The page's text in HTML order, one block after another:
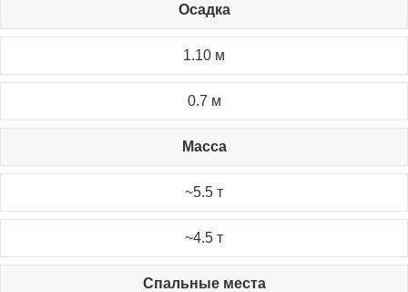
Осадка
1.10 м
0.7 м
Масса
~5.5 т
~4.5 т
Спальные места